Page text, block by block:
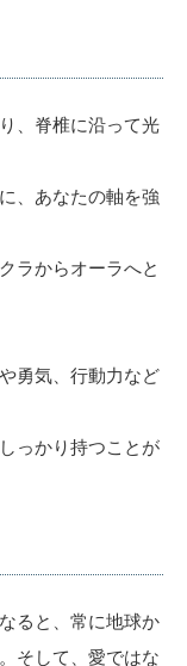
、脊椎に沿って光
、あなたの軸を強
ラからオーラへと
勇気、行動力など
っかり持つことが
ると、常に地球か
そして、愛ではな